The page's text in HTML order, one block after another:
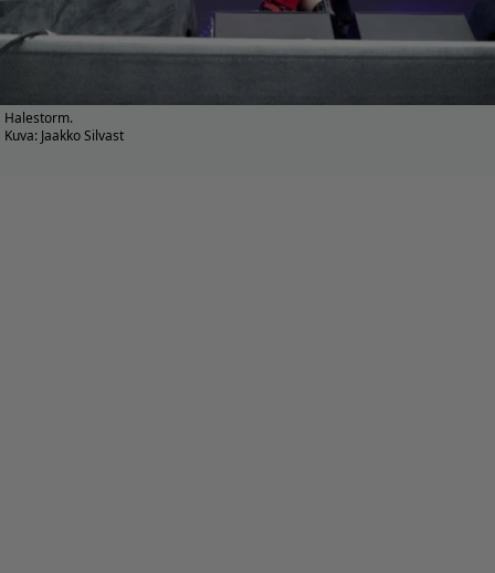
Halestorm.
Kuva: Jaakko Silvast